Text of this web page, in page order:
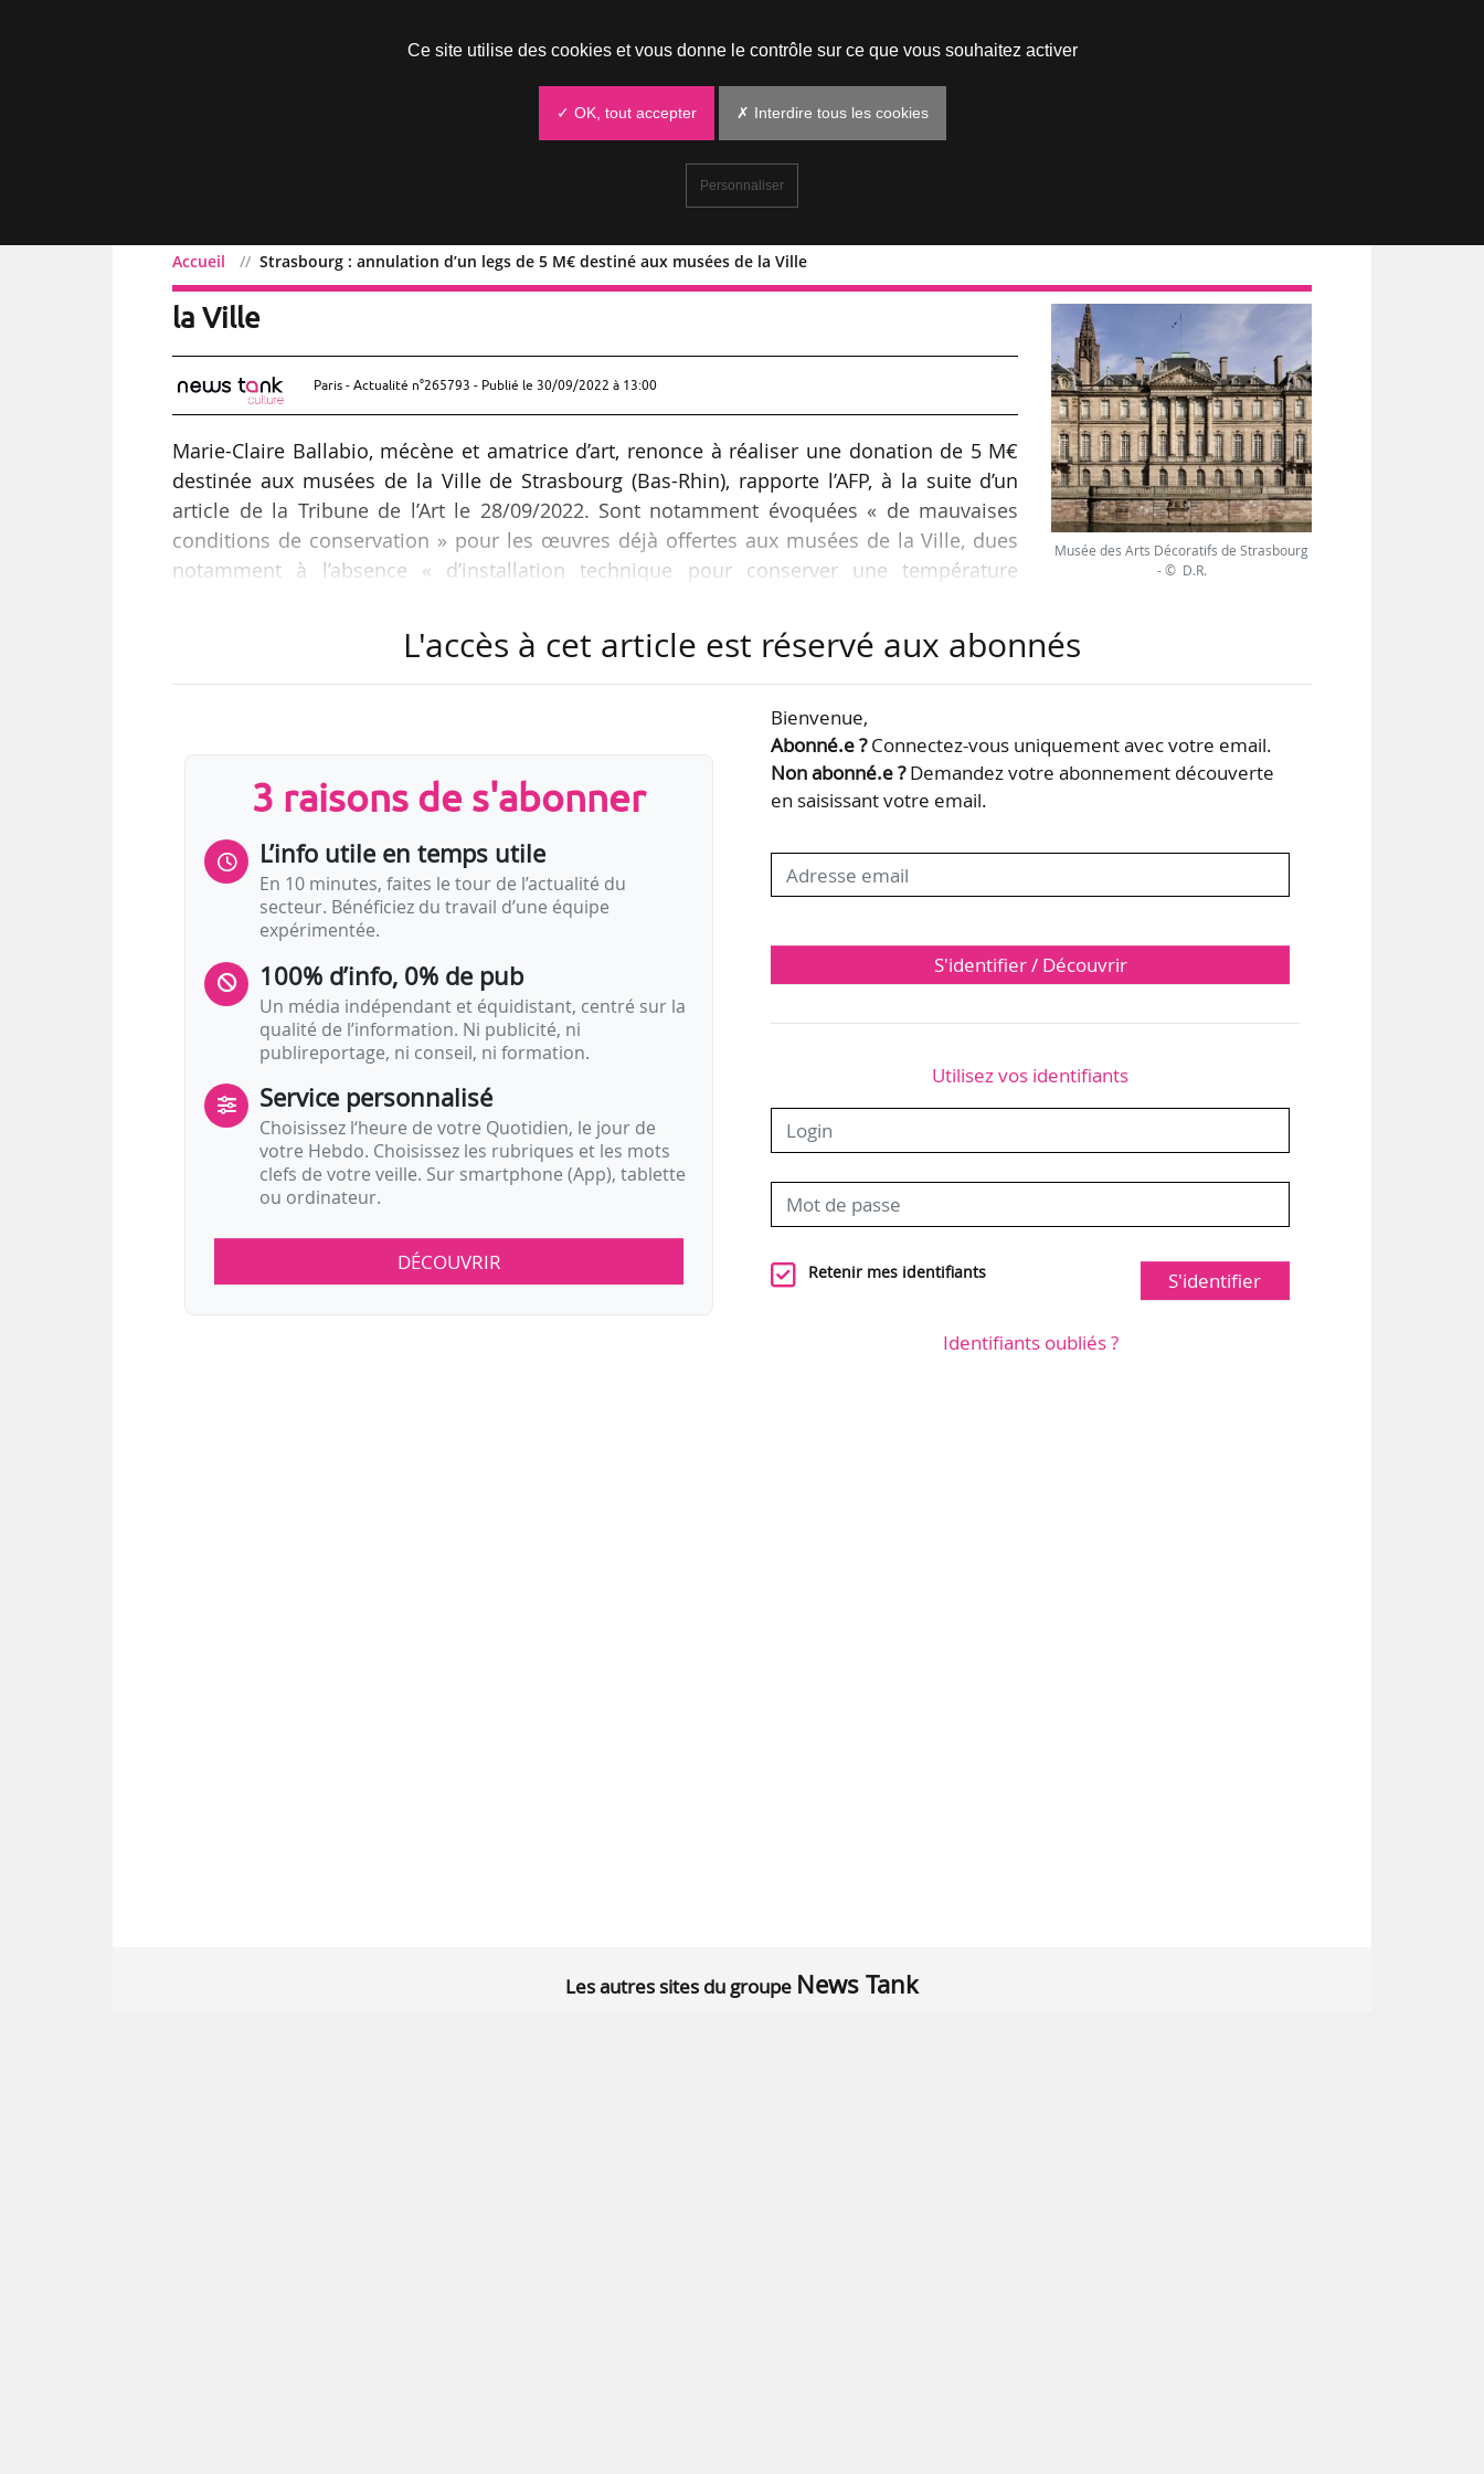
Accueil Strasbourg : annulation d’un legs de 5 M€ destiné aux musées de la Ville
Strasbourg : annulation d’un legs de 5 M€ destiné aux musées de
la Ville
Paris - Actualité n°265793 - Publié le 30/09/2022 à 13:00
Marie-Claire Ballabio, mécène et amatrice d’art, renonce à réaliser une donation de 5 M€
destinée aux musées de la Ville de Strasbourg (Bas-Rhin), rapporte l’AFP, à la suite d’un
article de la Tribune de l’Art le 28/09/2022. Sont notamment évoquées « de mauvaises
conditions de conservation » pour les œuvres déjà offertes aux musées de la Ville, dues
notamment à l’absence « d’installation technique pour conserver une température
deux jours par semaine et entre 13h et 14h est également incriminée. « Je n’accepte pas
cela. J’ai fait une donation pour que les œuvres soient vues et non pas pour qu’elles soient
prises en otage et séquestrées », indique la mécène. La donation de 5 M€ est promise à un
Musée des Arts Décoratifs de Strasbourg
- © D.R.
L'accès à cet article est réservé aux abonnés
3 raisons de s'abonner
L’info utile en temps utile
En 10 minutes, faites le tour de l’actualité du
secteur. Bénéficiez du travail d’une équipe
expérimentée.
100% d’info, 0% de pub
Un média indépendant et équidistant, centré sur la
qualité de l’information. Ni publicité, ni
publireportage, ni conseil, ni formation.
Service personnalisé
Choisissez l‘heure de votre Quotidien, le jour de
votre Hebdo. Choisissez les rubriques et les mots
clefs de votre veille. Sur smartphone (App), tablette
ou ordinateur.
DÉCOUVRIR
Bienvenue,
Abonné.e ?Connectez-vous uniquement avec votre email.
Non abonné.e ?Demandez votre abonnement découverte
en saisissant votre email.
S'identifier / Découvrir
Utilisez vos identifiants
Retenir mes identifiants S'identifier
Identifiants oubliés ?
Les autres sites du groupe News Tank
Ce site utilise des cookies et vous donne le contrôle sur ce que vous souhaitez activer
✓ OK, tout accepter ✗ Interdire tous les cookies
Personnaliser